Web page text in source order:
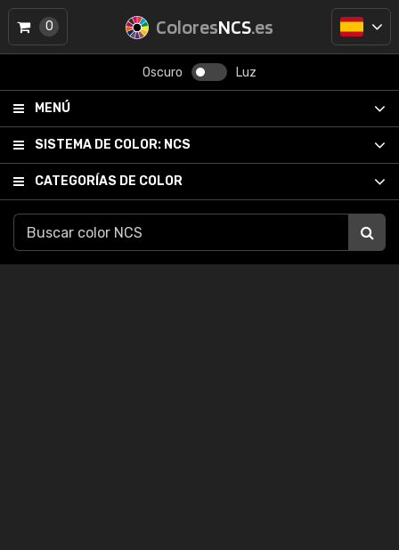
ColoresNCS.es
Oscuro Luz
MENÚ
SISTEMA DE COLOR: NCS
CATEGORÍAS DE COLOR
0